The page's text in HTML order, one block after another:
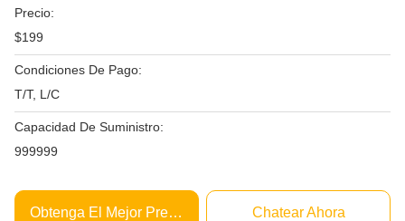
Precio:
$199
Condiciones De Pago:
T/T, L/C
Capacidad De Suministro:
999999
Obtenga El Mejor Precio Chatear Ahora